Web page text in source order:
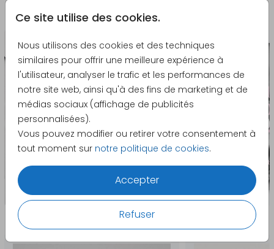
Ce site utilise des cookies.
Nous utilisons des cookies et des techniques
similaires pour offrir une meilleure expérience à
l'utilisateur, analyser le trafic et les performances de
notre site web, ainsi qu'à des fins de marketing et de
médias sociaux (affichage de publicités
personnalisées).
Vous pouvez modifier ou retirer votre consentement à
tout moment sur notre politique de cookies.
Accepter
Refuser
La papeterie assortie
Produits qui pourraient vous intéresser